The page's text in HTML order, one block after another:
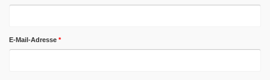
E-Mail-Adresse *